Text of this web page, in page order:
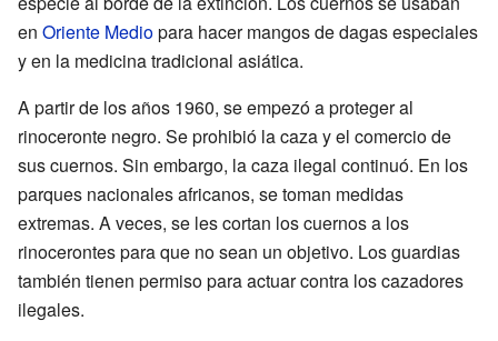
en Oriente Mediopara hacer mangos de dagas especiales
y en la medicina tradicional asiática.
A partir de los años 1960, se empezó a proteger al
rinoceronte negro. Se prohibió la caza y el comercio de
sus cuernos. Sin embargo, la caza ilegal continuó. En los
parques nacionales africanos, se toman medidas
extremas. A veces, se les cortan los cuernos a los
rinocerontes para que no sean un objetivo. Los guardias
también tienen permiso para actuar contra los cazadores
ilegales.